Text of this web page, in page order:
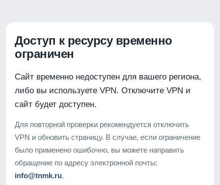
Доступ к ресурсу временно
ограничен
Сайт временно недоступен для вашего региона,
либо вы используете VPN. Отключите VPN и
сайт будет доступен.
Для повторной проверки рекомендуется отключить
VPN и обновить страницу. В случае, если ограничение
было применено ошибочно, вы можете направить
обращение по адресу электронной почты:
info@tnmk.ru.